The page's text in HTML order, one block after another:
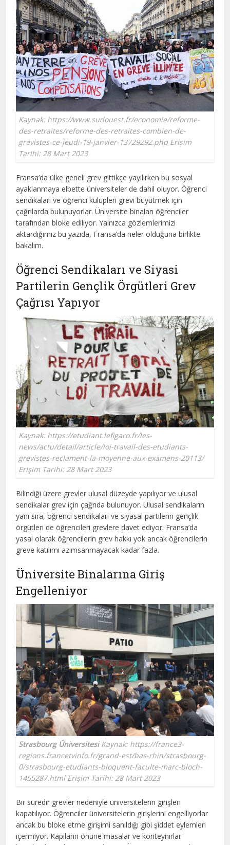
Kaynak: https://www.sudouest.fr/economie/reforme-
des-retraites/reforme-des-retraites-combien-de-
grevistes-ce-jeudi-19-janvier-13729292.php Erişim
Tarihi: 28 Mart 2023
Fransa’da ülke geneli grev gittikçe yayılırken bu sosyal
ayaklanmaya elbette üniversiteler de dahil oluyor. Öğrenci
sendikaları ve öğrenci kulüpleri grevi büyütmek için
çağrılarda bulunuyorlar. Üniversite binaları öğrenciler
tarafından bloke ediliyor. Yalnızca gözlemlerimizi
aktardığımız bu yazıda, Fransa’da neler olduğuna birlikte
bakalım.
Öğrenci Sendikaları ve Siyasi
Partilerin Gençlik Örgütleri Grev
Çağrısı Yapıyor
Kaynak: https://etudiant.lefigaro.fr/les-
news/actu/detail/article/loi-travail-des-etudiants-
grevistes-reclament-la-moyenne-aux-examens-20113/
Erişim Tarihi: 28 Mart 2023
Bilindiği üzere grevler ulusal düzeyde yapılıyor ve ulusal
sendikalar grev için çağrıda bulunuyor. Ulusal sendikaların
yanı sıra, öğrenci sendikaları ve siyasal partilerin gençlik
örgütleri de öğrencileri grevlere davet ediyor. Fransa’da
yasal olarak öğrencilerin grev hakkı yok ancak öğrencilerin
greve katılımı azımsanmayacak kadar fazla.
Üniversite Binalarına Giriş
Engelleniyor
Strasbourg ÜniversitesiKaynak: https://france3-
regions.francetvinfo.fr/grand-est/bas-rhin/strasbourg-
0/strasbourg-etudiants-bloquent-faculte-marc-bloch-
1455287.html Erişim Tarihi: 28 Mart 2023
Bir süredir grevler nedeniyle üniversitelerin girişleri
kapatılıyor. Öğrenciler üniversitelerin girişlerini engelliyorlar
ancak bu bloke etme girişimi sanıldığı gibi şiddet eylemleri
içermiyor. Kapıların önüne masalar ve konteynırlar